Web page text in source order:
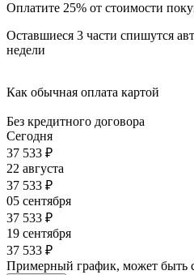
Оплатите 25% от стоимости
Оставшиеся 3 части спишутся
недели
Как обычная оплата картой
Без кредитного договора
Сегодня
37 533 ₽
22 августа
37 533 ₽
05 сентября
37 533 ₽
19 сентября
37 533 ₽
Примерный график, может быть